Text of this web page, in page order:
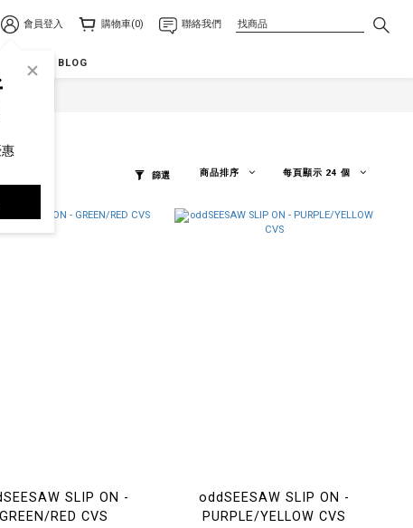
會員登入 購物車(0) 聯絡我們
odd BLOG
篩選 商品排序 每頁顯示 24 個
SLIP ON -
GREEN/RED CVS
oddSEESAW SLIP ON -
PURPLE/YELLOW CVS